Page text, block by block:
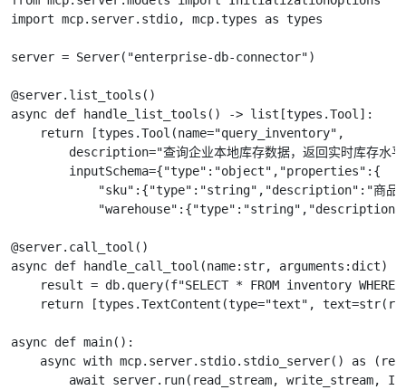
import mcp.server.stdio, mcp.types as types
server = Server("enterprise-db-connector")
@server.list_tools()
async def handle_list_tools() -> list[types.Tool]:
    return [types.Tool(name="query_inventory",
description="查询企业本地库存数据，返回实时库存水
        inputSchema={"type":"object","properties":{
"sku":{"type":"string","description":"商品
@server.call_tool()
async def handle_call_tool(name:str, arguments:dict)
result = db.query(f"SELECT * FROM inventory WHERE
return [types.TextContent(type="text",
async def main():
async with mcp.server.stdio.stdio_server() as
await server.run(read_stream, write_stream,